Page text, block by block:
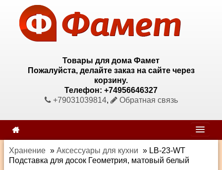
Товары для дома Фамет
Пожалуйста, делайте заказ на сайте через
корзину.
Телефон: +74956646327
+79031039814, Обратная связь
Хранение » Аксессуары для кухни » LB-23-WT
Подставка для досок Геометрия, матовый белый